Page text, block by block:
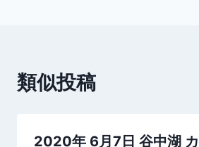
ー
ョ
類似投稿
2020年 6月7日 谷中湖